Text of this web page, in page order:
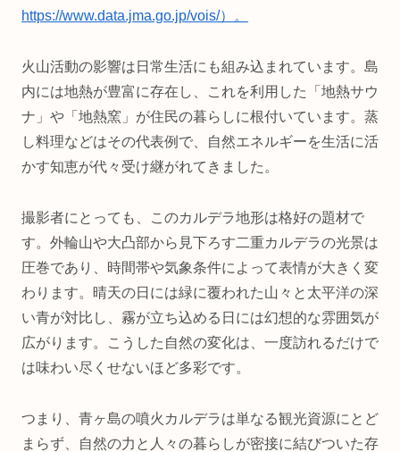
https://www.data.jma.go.jp/vois/）。
火山活動の影響は日常生活にも組み込まれています。島
内には地熱が豊富に存在し、これを利用した「地熱サウ
ナ」や「地熱窯」が住民の暮らしに根付いています。蒸
し料理などはその代表例で、自然エネルギーを生活に活
かす知恵が代々受け継がれてきました。
撮影者にとっても、このカルデラ地形は格好の題材で
す。外輪山や大凸部から見下ろす二重カルデラの光景は
圧巻であり、時間帯や気象条件によって表情が大きく変
わります。晴天の日には緑に覆われた山々と太平洋の深
い青が対比し、霧が立ち込める日には幻想的な雰囲気が
広がります。こうした自然の変化は、一度訪れるだけで
は味わい尽くせないほど多彩です。
つまり、青ヶ島の噴火カルデラは単なる観光資源にとど
まらず、自然の力と人々の暮らしが密接に結びついた存